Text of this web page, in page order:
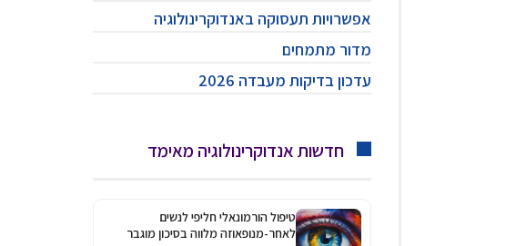
אפשרויות תעסוקה באנדוקרינולוגיה
מדור מתמחים
עדכון בדיקות מעבדה 2026
חדשות אנדוקרינולוגיה מאימד
טיפול הורמונאלי חליפי לנשים
לאחר-מנופאוזה מלווה בסיכון מוגבר